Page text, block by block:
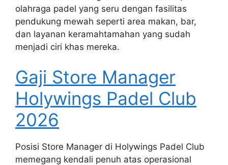
olahraga padel yang seru dengan fasilitas
pendukung mewah seperti area makan, bar,
dan layanan keramahtamahan yang sudah
menjadi ciri khas mereka.
Gaji Store Manager
Holywings Padel Club
2026
Posisi Store Manager di Holywings Padel Club
memegang kendali penuh atas operasional